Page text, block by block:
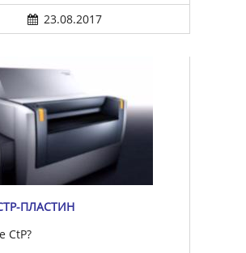
23.08.2017
ПЛАСТИН
CtP?